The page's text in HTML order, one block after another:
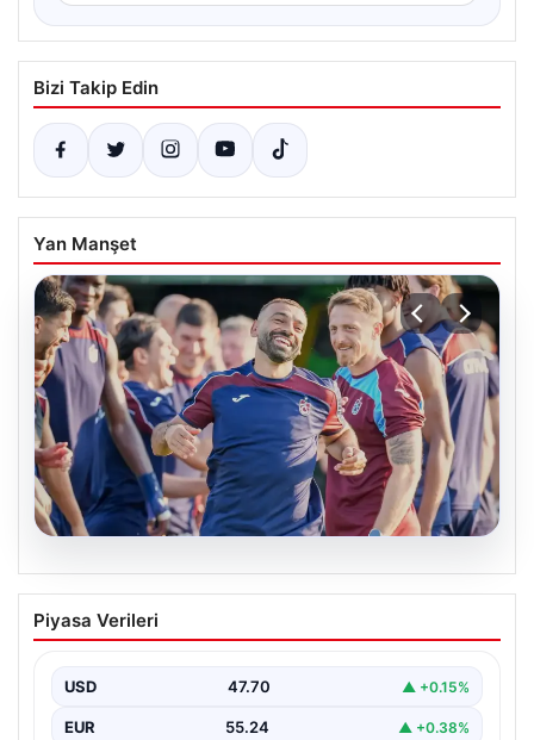
Bizi Takip Edin
Yan Manşet
06.08.2026
Mohamed Salah, Trabzonspor’la İlk
Antrenmanına Çıktı
mavili formayla ilk resmi idmanına katıldı. Sezon öncesi
hazırlıklarının…
Piyasa Verileri
USD 47.70 ▲ +0.15%
EUR 55.24 ▲ +0.38%